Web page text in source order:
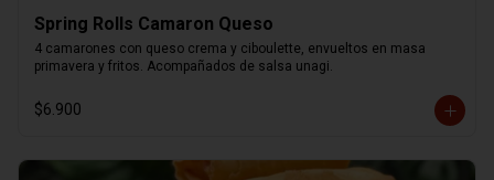
Spring Rolls Camaron Queso
4 camarones con queso crema y ciboulette, envueltos en masa
primavera y fritos. Acompañados de salsa unagi.
$6.900